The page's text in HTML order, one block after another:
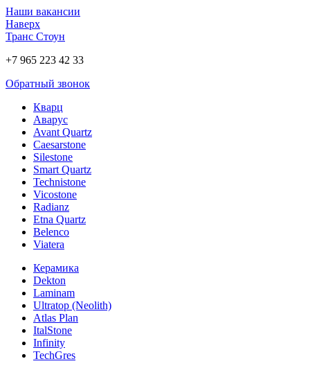
Наши вакансии
Наверх
Транс Стоун
+7 965 223 42 33
Обратный звонок
Кварц
Аварус
Avant Quartz
Caesarstone
Silestone
Smart Quartz
Technistone
Vicostone
Radianz
Etna Quartz
Belenco
Viatera
Керамика
Dekton
Laminam
Ultratop (Neolith)
Atlas Plan
ItalStone
Infinity
TechGres